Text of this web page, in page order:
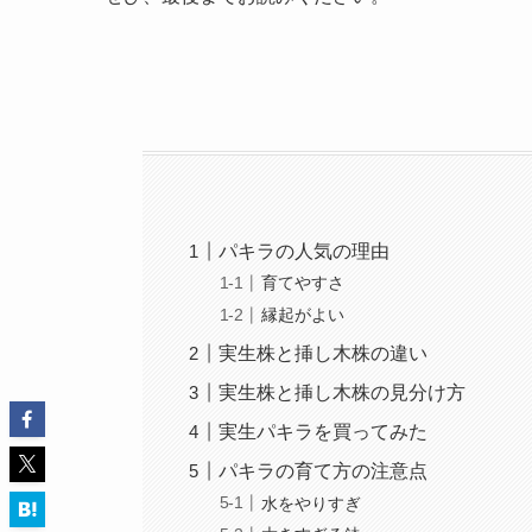
パキラの人気の理由
育てやすさ
縁起がよい
実生株と挿し木株の違い
実生株と挿し木株の見分け方
実生パキラを買ってみた
パキラの育て方の注意点
水をやりすぎ